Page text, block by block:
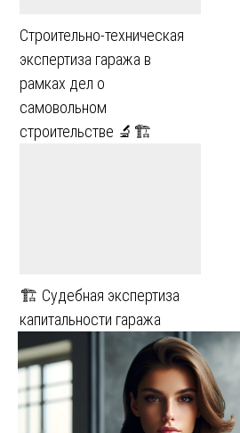
Строительно-техническая
экспертиза гаража в
рамках дел о
самовольном
строительстве 🔬🏗️
🏗️ Судебная экспертиза
капитальности гаража